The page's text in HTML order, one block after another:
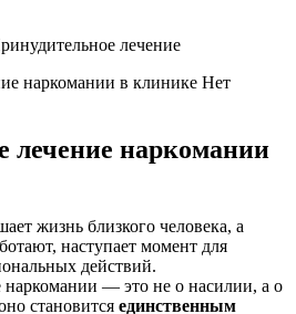
лечение
лечение наркомании
жизнь близкого человека, а
наступает момент для
действий.
наркомании — это не о насилии, а о
становится единственным